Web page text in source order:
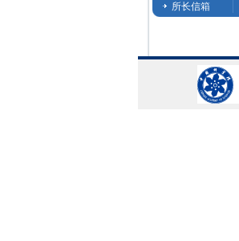
所长信箱